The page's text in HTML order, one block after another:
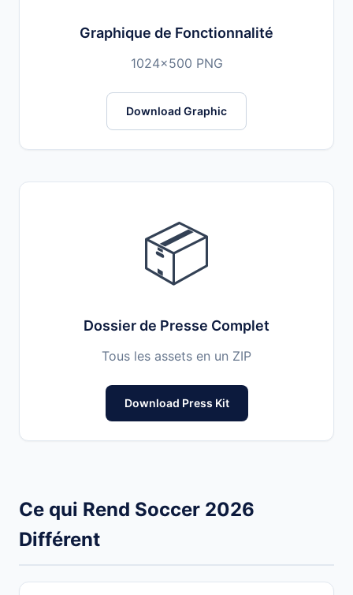
Graphique de Fonctionnalité
1024x500 PNG
Download Graphic
📦
Dossier de Presse Complet
Tous les assets en un ZIP
Download Press Kit
Ce qui Rend Soccer 2026
Différent